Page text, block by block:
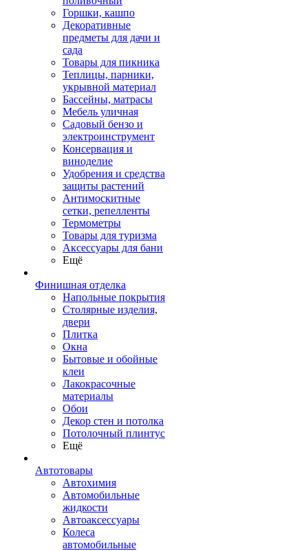
Горшки, кашпо
Декоративные
предметы для дачи и
сада
Товары для пикника
Теплицы, парники,
укрывной материал
Бассейны, матрасы
Мебель уличная
Садовый бензо и
электроинструмент
Консервация и
виноделие
Удобрения и средства
защиты растений
Антимоскитные
сетки, репелленты
Термометры
Товары для туризма
Аксессуары для бани
Ещё
Финишная отделка
Напольные покрытия
Столярные изделия,
двери
Плитка
Окна
Бытовые и обойные
клеи
Лакокрасочные
материалы
Обои
Декор стен и потолка
Потолочный плинтус
Ещё
Автотовары
Автохимия
Автомобильные
жидкости
Автоаксессуары
Колеса
автомобильные